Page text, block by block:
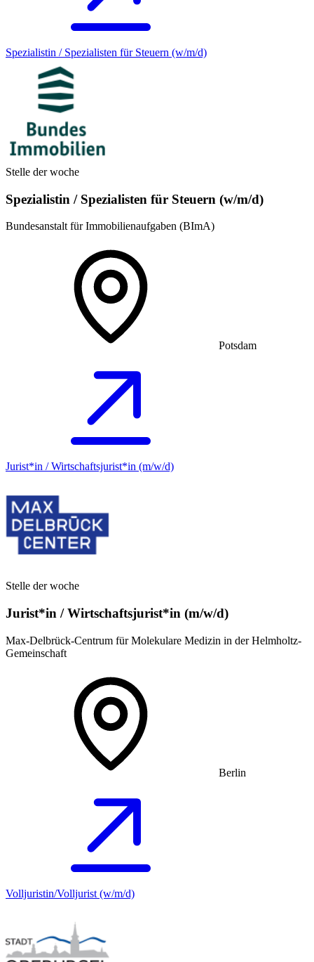
Spezialistin / Spezialisten für Steuern (w/m/d)
Stelle der woche
Spezialistin / Spezialisten für Steuern (w/m/d)
Bundesanstalt für Immobilienaufgaben (BImA)
Potsdam
Jurist*in / Wirtschafts­jurist*in (m/w/d)
Stelle der woche
Jurist*in / Wirtschafts­jurist*in (m/w/d)
Max-Delbrück-Centrum für Molekulare Medizin in der Helmholtz-
Gemeinschaft
Berlin
Volljuristin/Volljurist (w/m/d)